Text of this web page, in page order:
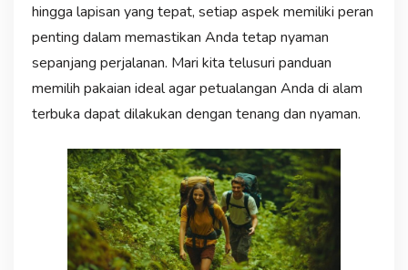
hingga lapisan yang tepat, setiap aspek memiliki peran
penting dalam memastikan Anda tetap nyaman
sepanjang perjalanan. Mari kita telusuri panduan
memilih pakaian ideal agar petualangan Anda di alam
terbuka dapat dilakukan dengan tenang dan nyaman.